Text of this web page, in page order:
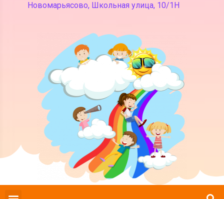
Новомарьясово, Школьная улица, 10/1Н